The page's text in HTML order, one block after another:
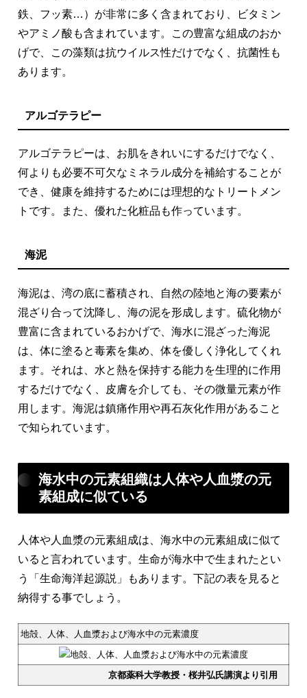
鉄、フッ素…）が非常に多く含まれており、ビタミン
やアミノ酸も含まれています。この豊富な組成のおか
げで、この藻類は抗ウイルス性だけでなく、抗菌性も
あります。
アルゴテラピー
アルゴテラピーは、お肌をきれいにするだけでなく、
何よりも必要不可欠なミネラル成分を補給することが
でき、健康を維持するためには理想的なトリートメン
トです。また、優れた化粧品も作っています。
海泥
海泥は、湾の底に蓄積され、自然の陸地と海の要素が
混ざり合って沈降し、海の泥を形成します。硫化物が
豊富に含まれているおかげで、海水に混ざった海泥
は、体に塗ると毒素を集め、体を優しく浄化してくれ
ます。それは、水と熱を保持する能力を生理的に作用
するだけでなく、皮膚を介しても、その微量元素が作
用します。海泥は鎮痛作用や再石灰化作用があること
で知られています。
海水中の元素組織は人体や人血漿の元
素組成に似ている
人体や人血漿の元素組成は、海水中の元素組成に似て
いると言われています。生命が海水中で生まれたとい
う「生命海洋起源説」もあります。下記の表を見ると
納得する事でしょう。
地殻、人体、人血漿および海水中の元素濃度
京都薬科大学教授・桜井弘氏講演より引用